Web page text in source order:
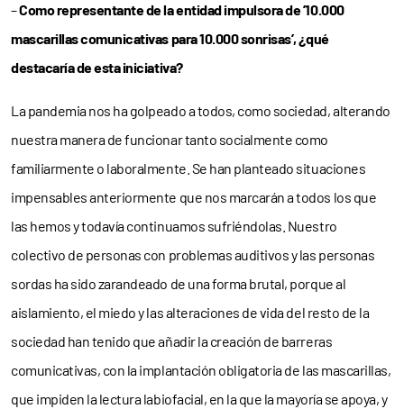
–Como representante de la entidad impulsora de ’10.000
mascarillas comunicativas para 10.000 sonrisas’, ¿qué
destacaría de esta iniciativa?
La pandemia nos ha golpeado a todos, como sociedad, alterando
nuestra manera de funcionar tanto socialmente como
familiarmente o laboralmente. Se han planteado situaciones
impensables anteriormente que nos marcarán a todos los que
las hemos y todavía continuamos sufriéndolas. Nuestro
colectivo de personas con problemas auditivos y las personas
sordas ha sido zarandeado de una forma brutal, porque al
aislamiento, el miedo y las alteraciones de vida del resto de la
sociedad han tenido que añadir la creación de barreras
comunicativas, con la implantación obligatoria de las mascarillas,
que impiden la lectura labiofacial, en la que la mayoría se apoya, y